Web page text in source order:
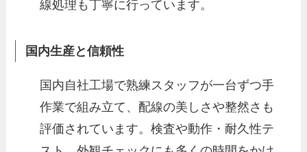
線処理も丁寧に行っています。
国内生産と信頼性
国内自社工場で熟練スタッフが一台ずつ手
作業で組み立て、配線の美しさや整然さも
評価されています。検査や動作・耐久性テ